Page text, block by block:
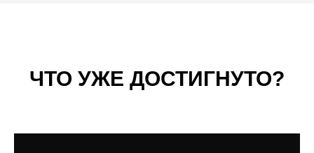
ЧТО УЖЕ ДОСТИГНУТО?